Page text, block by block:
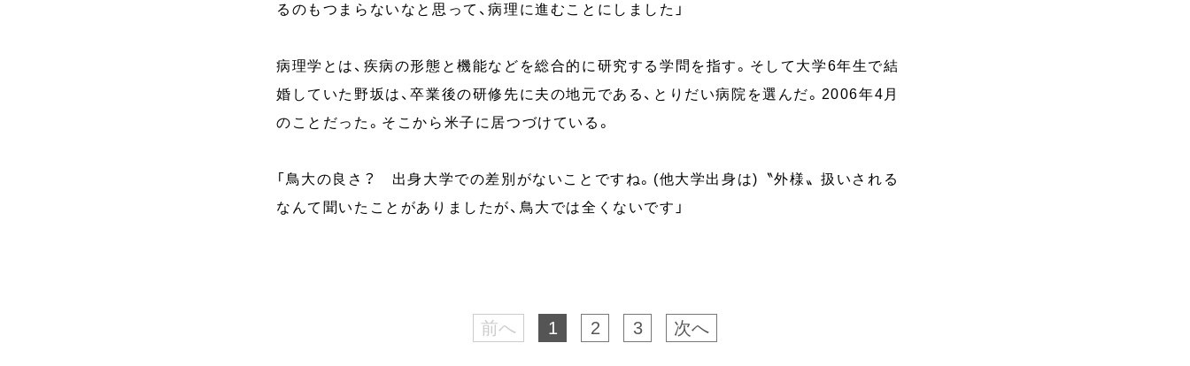
るのもつまらないなと思って、病理に進むことにしました」
病理学とは、疾病の形態と機能などを総合的に研究する学問を指す。そして大学6年生で結
婚していた野坂は、卒業後の研修先に夫の地元である、とりだい病院を選んだ。2006年4月
のことだった。そこから米子に居つづけている。
「鳥大の良さ？ 出身大学での差別がないことですね。(他大学出身は)〝外様〟扱いされる
なんて聞いたことがありましたが、鳥大では全くないです」
前へ 1 2 3 次へ